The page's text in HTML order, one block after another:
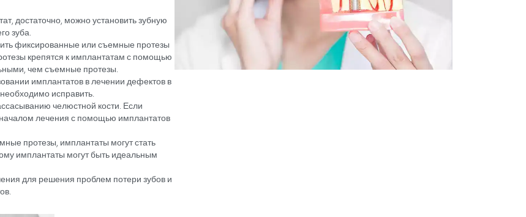
важную роль в поддержании плотности челюстной кости, стимулируя ее рост
предотвращая потерю костной ткани, которая часто происходит после потери
зубные имплантаты действительно надежным и долговечным решением для
внешнего вида, так и полноценной функции утраченных зубов.
зубов?
методом лечения для замены или поддержки
может быть целесообразно в следующих